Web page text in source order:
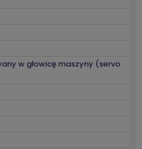
w głowicę maszyny (servo